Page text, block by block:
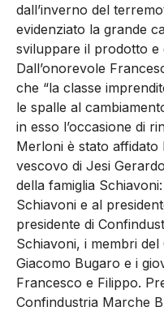
dall’inverno del
evidenziato la grande
sviluppare il prodotto e
Dall’onorevole
che “la classe
le spalle al
in esso l’occasione di
Merloni è stato affidato
vescovo di Jesi
della famiglia
Schiavoni e al
presidente di
Schiavoni, i membri del
Giacomo Bugaro e i
Francesco e Filippo.
Confindustria Marche